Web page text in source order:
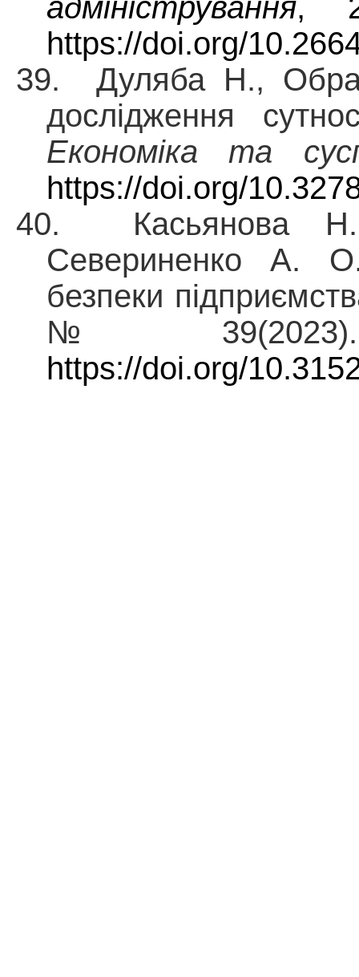
https://doi.org/
39. Дуляба Н.,
дослідження
Економіка та
https://doi.org/
40. Касьянова
Севериненко А.
безпеки
№
https://doi.org/